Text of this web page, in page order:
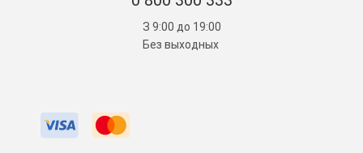
З 9:00 до 19:00
Без выходных